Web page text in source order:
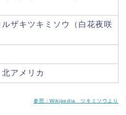
ルザキツキミソウ（白花夜咲
北アメリカ
参照：Wikipedia ツキミソウより